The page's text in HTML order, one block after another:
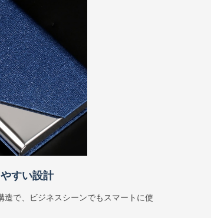
すい設計
造で、ビジネスシーンでもスマートに使